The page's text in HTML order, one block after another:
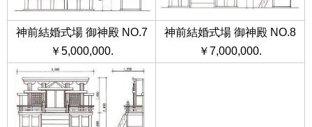
神前結婚式場 御神殿 NO.7
￥5,000,000.
神前結婚式場 御神殿 NO.8
￥7,000,000.